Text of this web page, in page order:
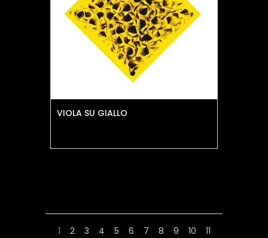
VIOLA SU GIALLO
1 2 3 4 5 6 7 8 9 10
11